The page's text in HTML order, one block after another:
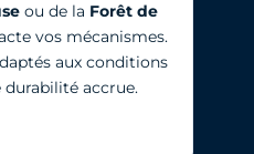
ou de la Forêt de
vos mécanismes.
aux conditions
durabilité accrue.